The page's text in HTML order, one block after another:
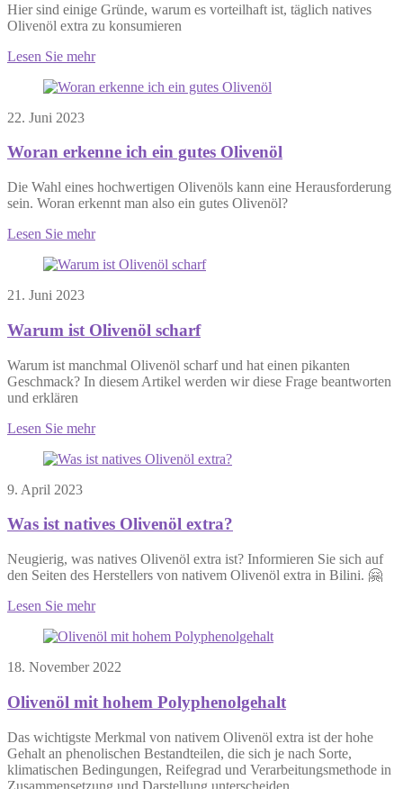
Hier sind einige Gründe, warum es vorteilhaft ist, täglich natives
Olivenöl extra zu konsumieren
Lesen Sie mehr
22. Juni 2023
Woran erkenne ich ein gutes Olivenöl
Die Wahl eines hochwertigen Olivenöls kann eine Herausforderung
sein. Woran erkennt man also ein gutes Olivenöl?
Lesen Sie mehr
21. Juni 2023
Warum ist Olivenöl scharf
Warum ist manchmal Olivenöl scharf und hat einen pikanten
Geschmack? In diesem Artikel werden wir diese Frage beantworten
und erklären
Lesen Sie mehr
9. April 2023
Was ist natives Olivenöl extra?
Neugierig, was natives Olivenöl extra ist? Informieren Sie sich auf
den Seiten des Herstellers von nativem Olivenöl extra in Bilini. 🤗
Lesen Sie mehr
18. November 2022
Olivenöl mit hohem Polyphenolgehalt
Das wichtigste Merkmal von nativem Olivenöl extra ist der hohe
Gehalt an phenolischen Bestandteilen, die sich je nach Sorte,
klimatischen Bedingungen, Reifegrad und Verarbeitungsmethode in
Zusammensetzung und Darstellung unterscheiden.